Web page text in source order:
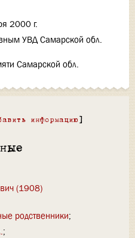
2000 г.
УВД Самарской обл.
Самарской обл.
информацию ]
(1908)
родственники